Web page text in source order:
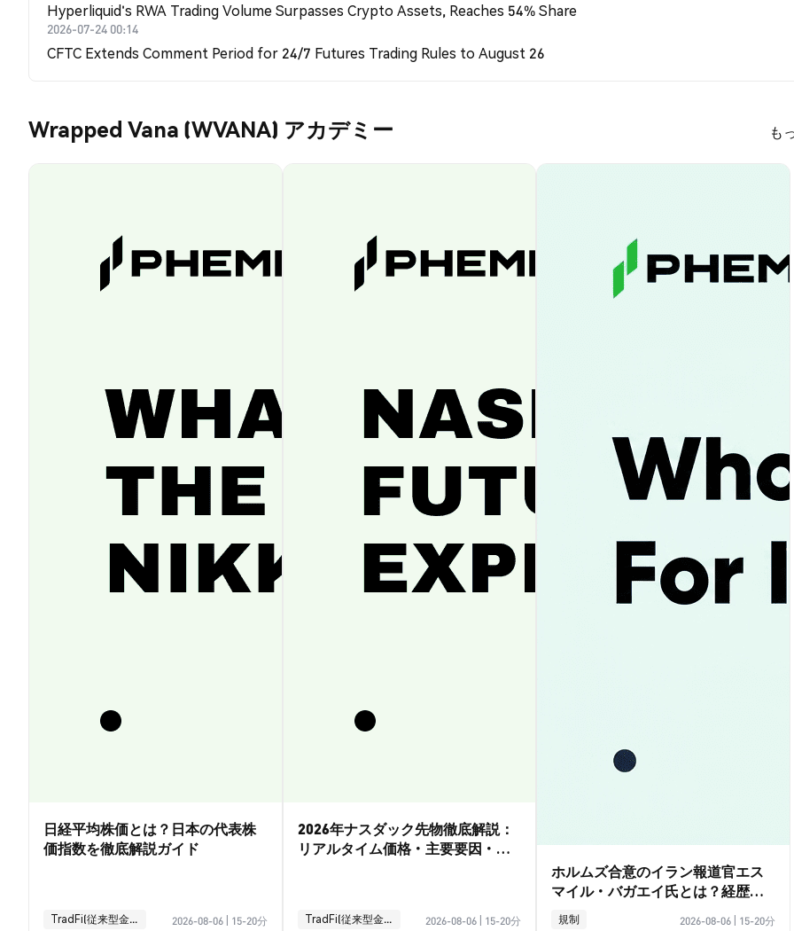
Hyperliquid's RWA Trading Volume Surpasses Crypto Assets, Reaches 54% Share
2026-07-24 00:14
CFTC Extends Comment Period for 24/7 Futures Trading Rules to August 26
Wrapped Vana (WVANA) アカデミー も
日経平均株価とは？日本の代表株
価指数を徹底解説ガイド
TradFi(従来型金融) 2026-08-06 15-20分
2026年ナスダック先物徹底解説：
リアルタイム価格・主要要因・取
TradFi(従来型金融) 2026-08-06 15-20分
ホルムズ合意のイラン報道官エス
マイル・バガエイ氏とは？経歴ガ
イド
規制 2026-08-06 15-20分